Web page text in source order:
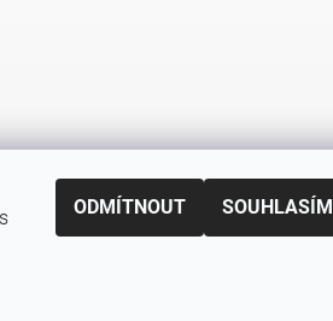
ODMÍTNOUT SOUHLASÍM